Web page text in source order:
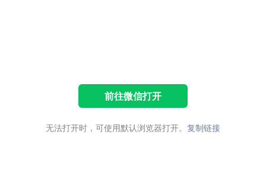
前往微信打开
无法打开时，可使用默认浏览器打开。 复制链接